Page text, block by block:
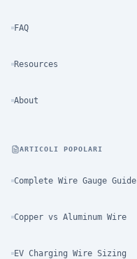
FAQ
Resources
About
ARTICOLI POPOLARI
Complete Wire Gauge Guide
Copper vs Aluminum Wire
EV Charging Wire Sizing